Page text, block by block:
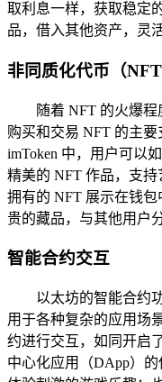
取利息一样，获取稳定
品，借入其他资产，灵
非同质化代币（NFT
随着 NFT 的火爆
购买和交易 NFT 的主
imToken 中，用户可以
精美的 NFT 作品，支
拥有的 NFT 展示在钱
贵的藏品，与其他用户分
智能合约交互
以太坊的智能合约
用于各种复杂的应用场
约进行交互，如同开启
中心化应用（DApp）的